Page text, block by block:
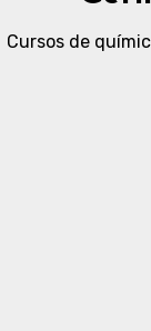
Cursos de